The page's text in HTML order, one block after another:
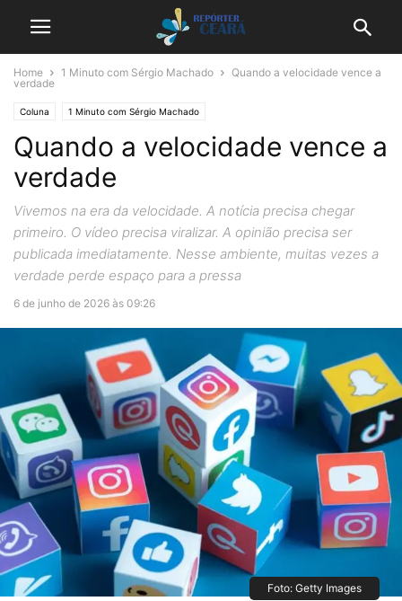
Home 1 Minuto com Sérgio Machado
Quando a velocidade vence a
verdade
Coluna 1 Minuto com Sérgio Machado
Quando a velocidade vence a
verdade
Vivemos na era da velocidade. A notícia precisa chegar
primeiro. O vídeo precisa viralizar. A opinião precisa ser
publicada imediatamente. Nesse ambiente, muitas vezes a
verdade perde espaço para a pressa
6 de junho de 2026 às 09:26
Foto: Getty Images